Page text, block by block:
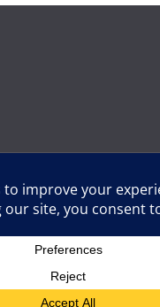
tripbiru.id. All rights